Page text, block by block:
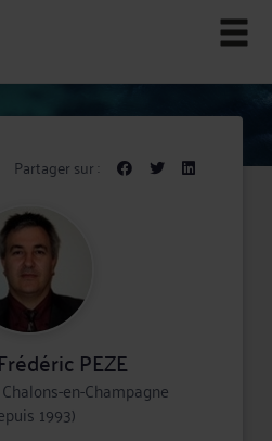
Partager sur :
PEZE
en-Champagne
1993)